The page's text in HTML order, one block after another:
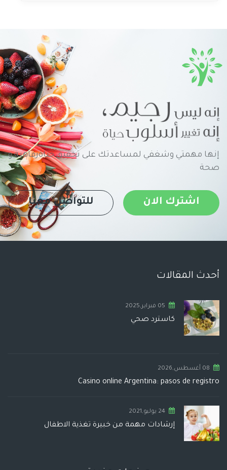
إنها مهمتي وشغفي لمساعدتك على تحقيق حياةرفاهية و
صحة
اشترك الان للتواصل معنا
أحدث المقالات
05 فبراير,2025
كاسترد صحي
08 أغسطس,2026
Casino online Argentina: pasos de registro
24 يوليو,2021
إرشادات مهمة من خبيرة تغذية الاطفال